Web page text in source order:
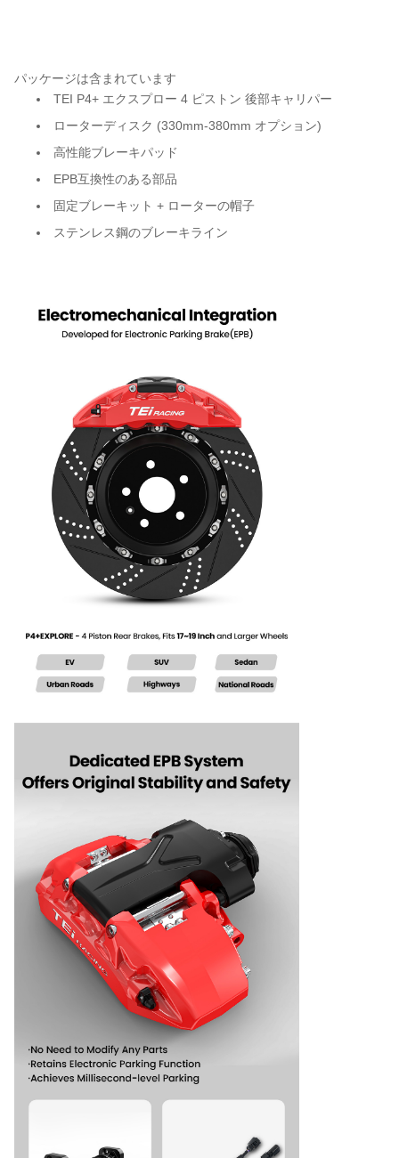
パッケージは含まれています
TEI P4+ エクスプロー 4 ピストン 後部キャリパー
ローターディスク (330mm-380mm オプション)
高性能ブレーキパッド
EPB互換性のある部品
固定ブレーキット + ローターの帽子
ステンレス鋼のブレーキライン